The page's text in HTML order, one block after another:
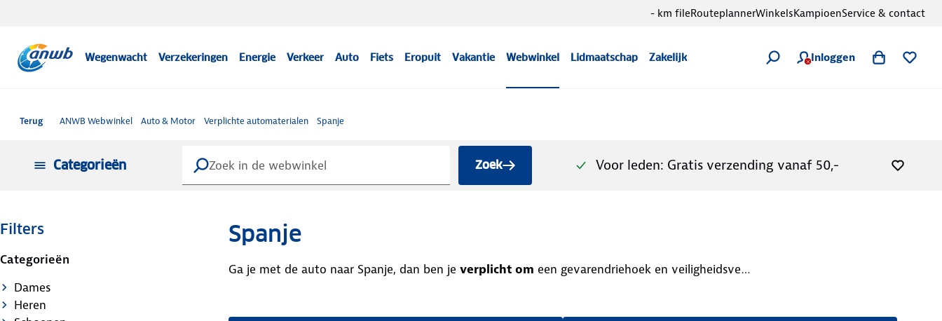
Wegenwacht Verzekeringen Energie Verkeer Auto Fiets Eropuit Vakantie Webwinkel Lidmaatschap Zakelijk Inloggen
- km fileRouteplannerWinkelsKampioenService & contact
Terug ANWB Webwinkel Auto & Motor Verplichte automaterialen Spanje
Categorieën Zoek Voor leden: Gratis verzending vanaf 50,-
Filters
Categorieën
Dames
Heren
Spanje
Ga je met de auto naar Spanje, dan ben je verplicht om een gevarendriehoek en veiligheidsvest bij je te hebben.